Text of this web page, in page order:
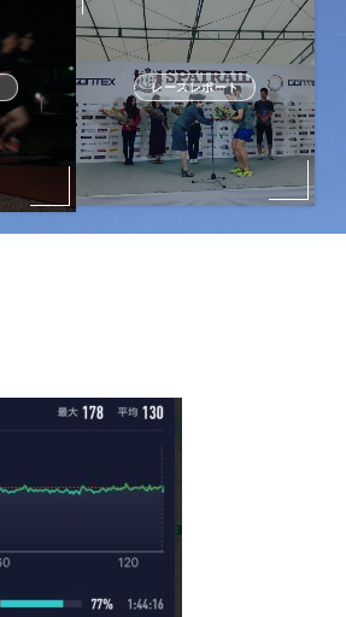
レースレポート